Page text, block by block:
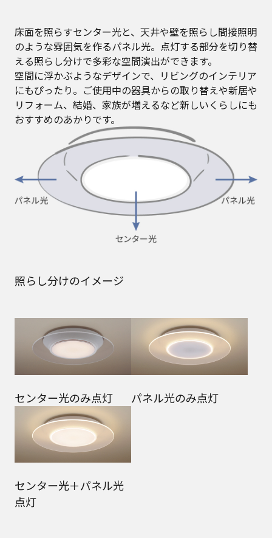
床面を照らすセンター光と、天井や壁を照らし間接照明
のような雰囲気を作るパネル光。点灯する部分を切り替
える照らし分けで多彩な空間演出ができます。
空間に浮かぶようなデザインで、リビングのインテリア
にもぴったり。ご使用中の器具からの取り替えや新居や
リフォーム、結婚、家族が増えるなど新しいくらしにも
おすすめのあかりです。
照らし分けのイメージ
センター光のみ点灯 パネル光のみ点灯
センター光＋パネル光
点灯